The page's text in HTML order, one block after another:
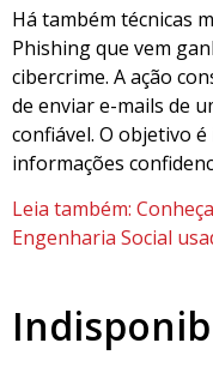
Há também técnicas
Phishing que vem
cibercrime. A ação
de enviar e-mails de
confiável. O objetivo
informações
Leia também:
Engenharia Social